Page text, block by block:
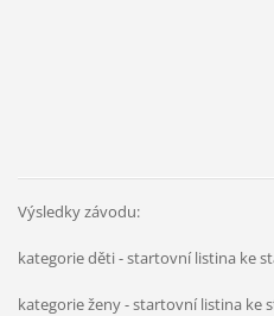
Výsledky závodu:
kategorie děti - startovní listina ke
kategorie ženy - startovní listina ke